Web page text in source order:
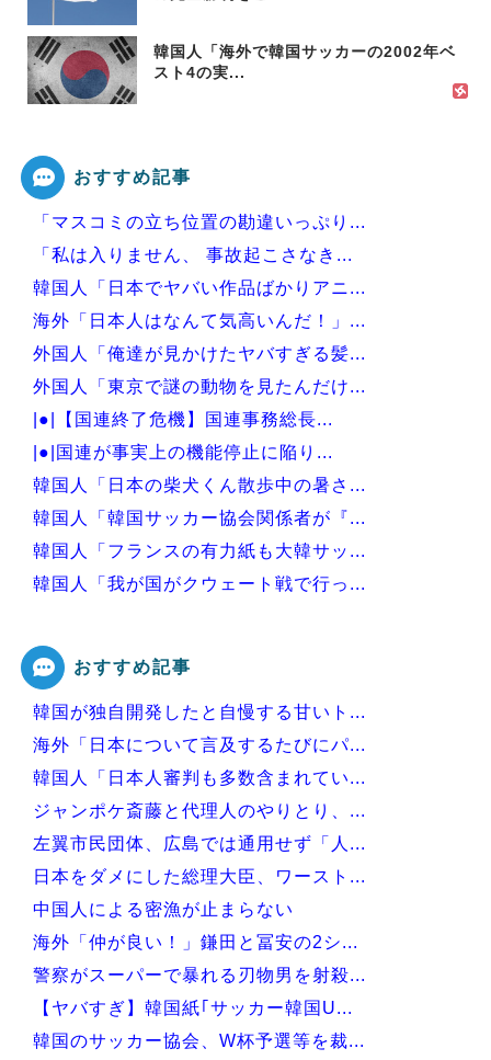
韓国人「海外で韓国サッカーの2002年ベ
スト4の実...
おすすめ記事
「マスコミの立ち位置の勘違いっぷり...
「私は入りません、 事故起こさなき...
韓国人「日本でヤバい作品ばかりアニ...
海外「日本人はなんて気高いんだ！」...
外国人「俺達が見かけたヤバすぎる髪...
外国人「東京で謎の動物を見たんだけ...
|●|【国連終了危機】国連事務総長...
|●|国連が事実上の機能停止に陥り...
韓国人「日本の柴犬くん散歩中の暑さ...
韓国人「韓国サッカー協会関係者が『...
韓国人「フランスの有力紙も大韓サッ...
韓国人「我が国がクウェート戦で行っ...
Powered by livedoor 相互RSS
おすすめ記事
韓国が独自開発したと自慢する甘いト...
海外「日本について言及するたびにパ...
韓国人「日本人審判も多数含まれてい...
ジャンポケ斎藤と代理人のやりとり、...
左翼市民団体、広島では通用せず「人...
日本をダメにした総理大臣、ワースト...
中国人による密漁が止まらない
海外「仲が良い！」鎌田と冨安の2シ...
警察がスーパーで暴れる刃物男を射殺...
【ヤバすぎ】韓国紙｢サッカー韓国U...
韓国のサッカー協会、W杯予選等を裁...